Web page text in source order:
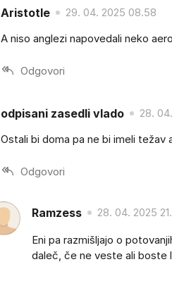
Aristotle
29. 04. 2025 08.58
A niso anglezi napovedali neko
Odgovori
odpisani zasedli vlado
28.
Ostali bi doma pa ne bi imeli težav
Odgovori
Ramzess 28. 04. 2025
Eni pa razmišljajo o
daleč, če ne veste ali boste